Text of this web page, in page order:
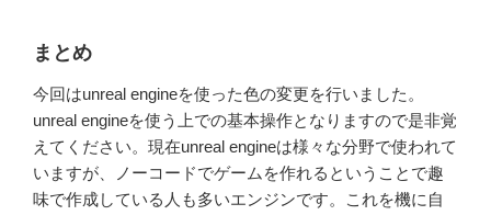
まとめ
今回はunreal engineを使った色の変更を行いました。
unreal engineを使う上での基本操作となりますので是非覚
えてください。 現在unreal engineは様々な分野で使われて
いますが、ノーコードでゲームを作れるということで趣
味で作成している人も多いエンジンです。
これを機に自